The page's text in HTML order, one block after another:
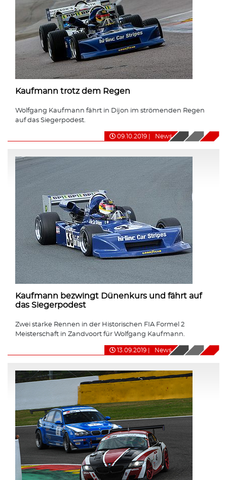
Kaufmann trotz dem Regen
Wolfgang Kaufmann fährt in Dijon im strömenden Regen
auf das Siegerpodest.
09.10.2019 News
Kaufmann bezwingt Dünenkurs und fährt auf
das Siegerpodest
Zwei starke Rennen in der Historischen FIA Formel 2
Meisterschaft in Zandvoort für Wolfgang Kaufmann.
13.09.2019 News